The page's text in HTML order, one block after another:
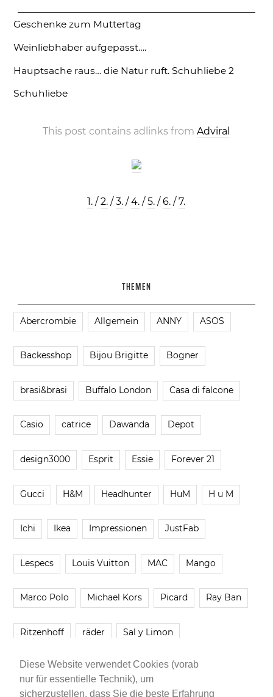
Diese Website verwendet Cookies (vorab
nur für essentielle Technik), um
sicherzustellen, dass Sie die beste Erfahrung
Geschenke zum Muttertag
Weinliebhaber aufgepasst….
Hauptsache raus… die Natur ruft. Schuhliebe 2
Schuhliebe
This post contains adlinks fromAdviral
1. /2. /3. /4. /5. /6. /7.
THEMEN
Abercrombie Allgemein ANNY ASOS
Backesshop Bijou Brigitte Bogner
brasi&brasi Buffalo London Casa di falcone
Casio catrice Dawanda Depot
design3000 Esprit Essie Forever 21
Gucci H&M Headhunter HuM H u M
Ichi Ikea Impressionen JustFab
Lespecs Louis Vuitton MAC Mango
Marco Polo Michael Kors Picard Ray Ban
Ritzenhoff räder Sal y Limon
Smartbuyglasses smash! Steve Madden